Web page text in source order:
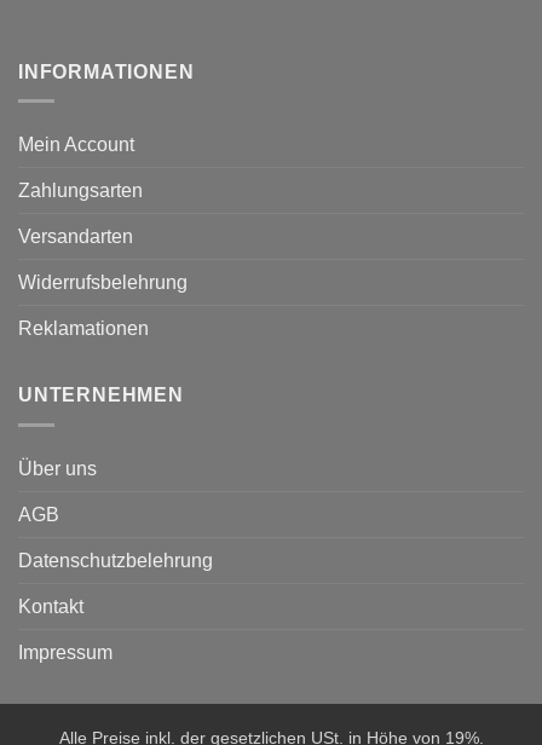
INFORMATIONEN
Mein Account
Zahlungsarten
Versandarten
Widerrufsbelehrung
Reklamationen
UNTERNEHMEN
Über uns
AGB
Datenschutzbelehrung
Kontakt
Impressum
Alle Preise inkl. der gesetzlichen USt. in Höhe von 19%.